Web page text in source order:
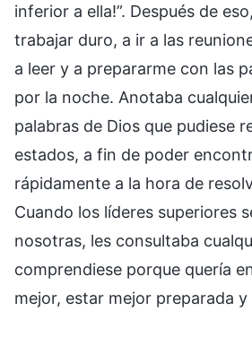
inferior a ella!”. Después de
trabajar duro, a ir a las
a leer y a prepararme con las
por la noche. Anotaba
palabras de Dios que pudiese
estados, a fin de poder
rápidamente a la hora de
Cuando los líderes superiores
nosotras, les consultaba
comprendiese porque quería
mejor, estar mejor preparada y